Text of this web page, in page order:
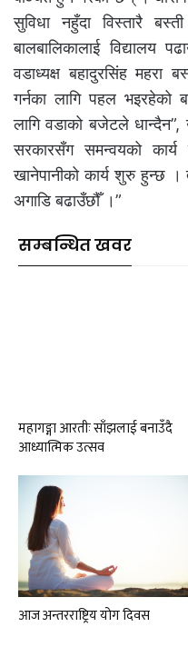
सुविधा नहुँदा विस्तारै
बालबालिकालाई विद्यालय
वडाध्यक्ष बहादुरसिंह महरा
गर्नका लागि पहल भइरहेको
लागि वडाको बजेटले
सरकारसँग समन्वयको कार्य
खानेपानीको कार्य शुरु हुन्छ ।
अगाडि बढाउँछौँ ।”
सम्बन्धित खवर
महागङ्गा आरतीः साँझलाई बनाउँदै
आध्यात्मिक उत्सव
आज अन्तरराष्ट्रिय योग दिवस